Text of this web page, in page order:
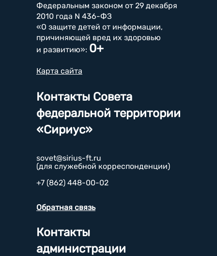
Федеральным законом от 29 декабря
2010 года N 436-ФЗ
«О защите детей от информации,
причиняющей вред их здоровью
и развитию»: 0+
Карта сайта
Контакты Совета
федеральной территории
«Сириус»
sovet@sirius-ft.ru
(для служебной корреспонденции)
+7 (862) 448-00-02
Обратная связь
Контакты
администрации